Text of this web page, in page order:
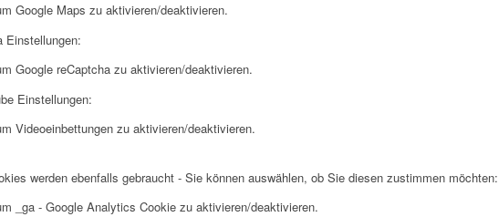
Google Maps zu aktivieren/deaktivieren.
Einstellungen:
Google reCaptcha zu aktivieren/deaktivieren.
Einstellungen:
Videoeinbettungen zu aktivieren/deaktivieren.
werden ebenfalls gebraucht - Sie können auswählen, ob Sie diesen zustimmen möchten:
_ga - Google Analytics Cookie zu aktivieren/deaktivieren.